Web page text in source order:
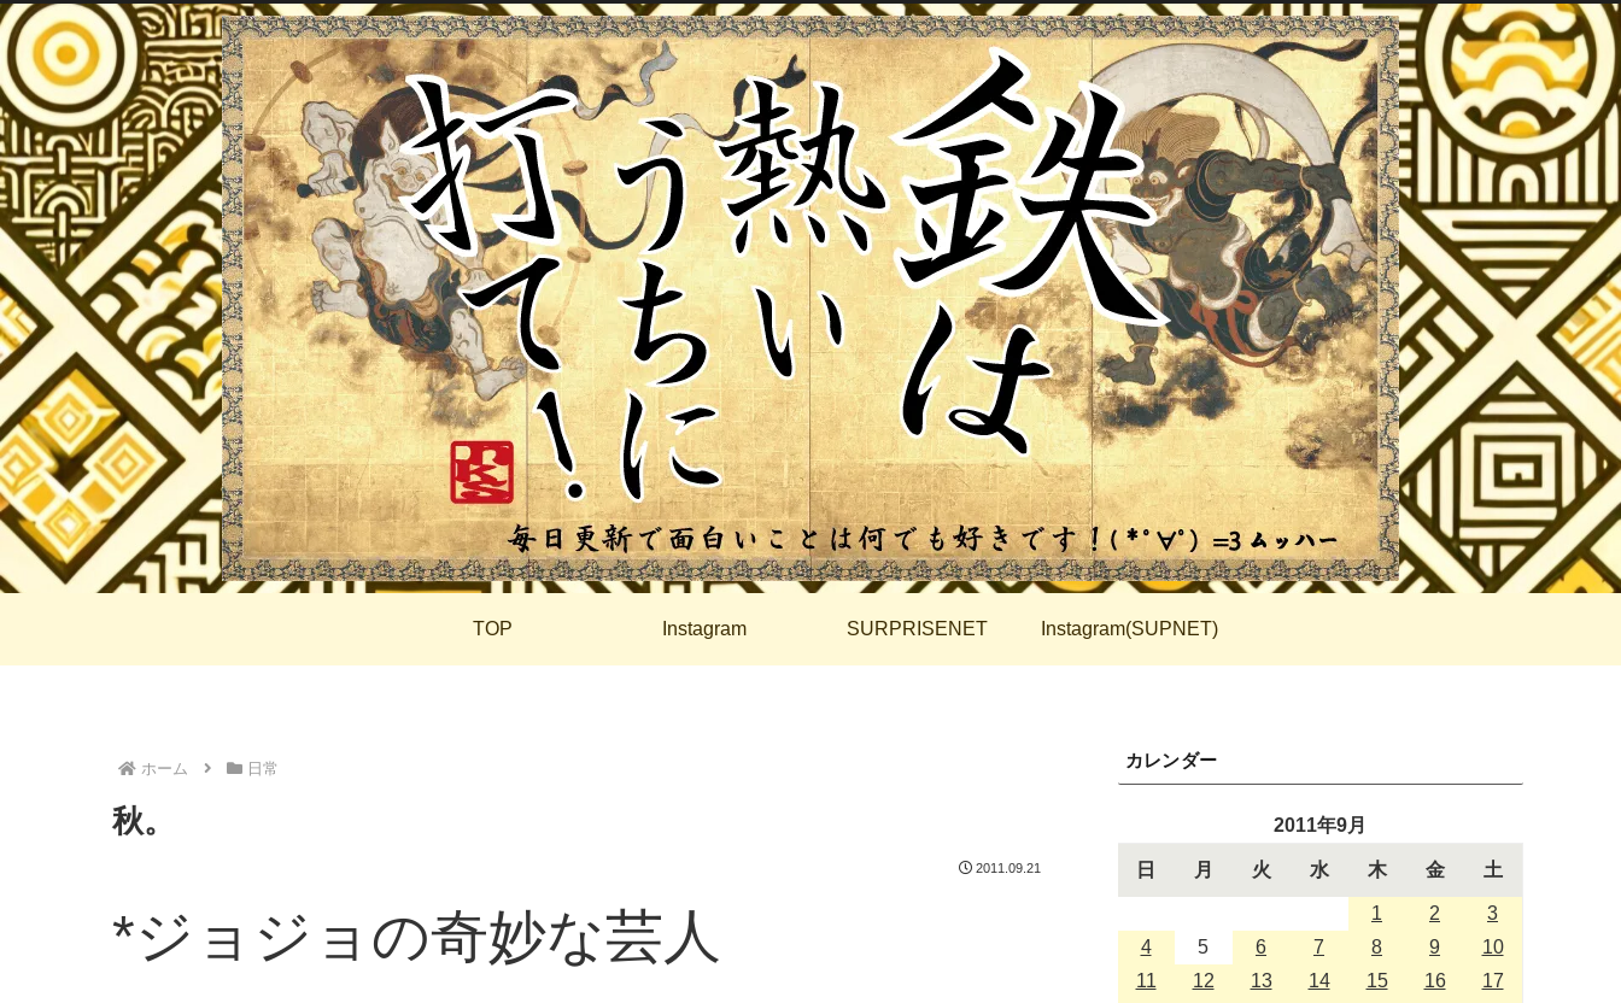
TOP Instagram SURPRISENET Instagram(SUPNET)
ホーム 日常
秋。
2011.09.21
*ジョジョの奇妙な芸人
カレンダー
2011年9月
日 月 火 水 木 金 土
1 2
3
4
5 6 7 8 9
10
11
12 13 14 15 16
17